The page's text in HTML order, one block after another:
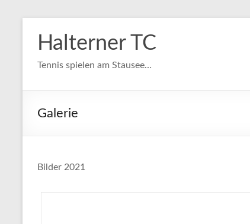
Inhalt
springenHalterner TC
Tennis spielen am Stausee…
Galerie
Bilder 2021